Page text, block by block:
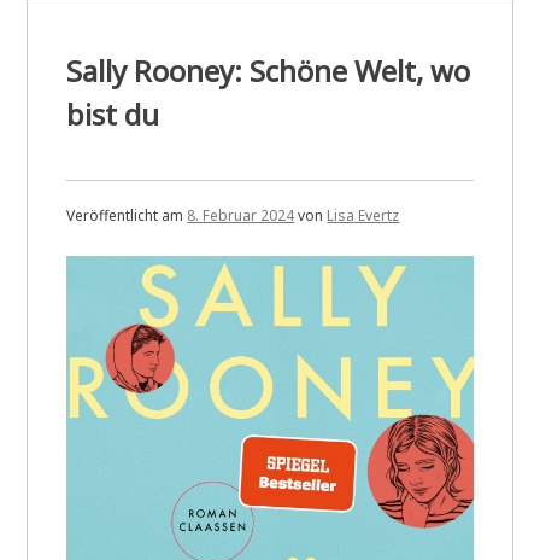
Sally Rooney: Schöne Welt, wo
bist du
Veröffentlicht am 8. Februar 2024von Lisa Evertz